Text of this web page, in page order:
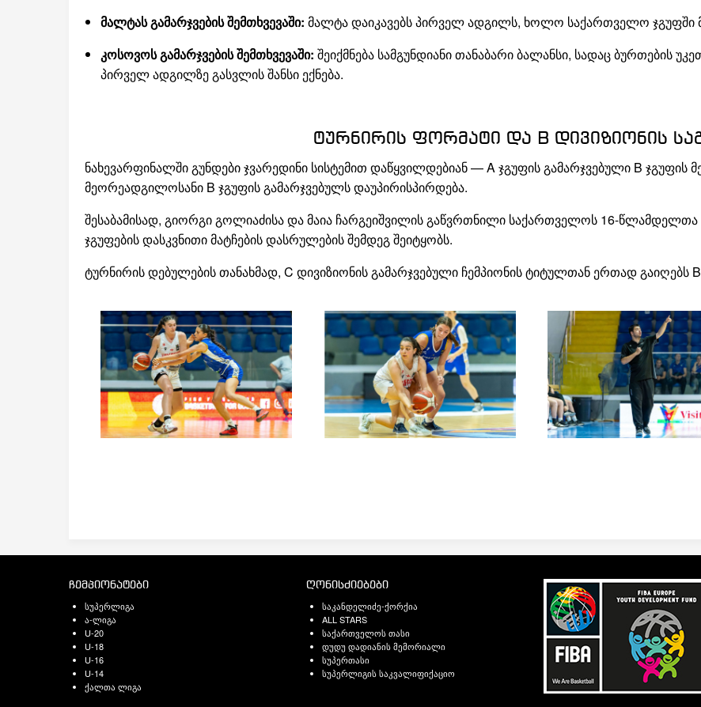
მალტას გამარჯვების შემთხვევაში: მალტა დაიკავებს პირველ ადგილს, ხოლო საქართველო ჯგუფში
კოსოვოს გამარჯვების შემთხვევაში: შეიქმნება სამგუნდიანი თანაბარი ბალანსი, სადაც ბურთების
პირველ ადგილზე გასვლის შანსი ექნება.
ტურნირის ფორმატი და B დივიზიონის
ნახევარფინალში გუნდები ჯვარედინი სისტემით დაწყვილდებიან — A ჯგუფის გამარჯვებული B
მეორეადგილოსანი B ჯგუფის გამარჯვებულს დაუპირისპირდება.
შესაბამისად, გიორგი გოლიაძისა და მაია ჩარგეიშვილის გაწვრთნილი საქართველოს 16-წლამდელთა
ჯგუფების დასკვნითი მატჩების დასრულების შემდეგ შეიტყობს.
ტურნირის დებულების თანახმად, C დივიზიონის გამარჯვებული ჩემპიონის ტიტულთან ერთად გაიღებს
ჩემპიონატები
სუპერლიგა
ა-ლიგა
U-20
U-18
U-16
U-14
ქალთა ლიგა
ღონისძიებები
საკანდელიძე-ქორქია
ALL STARS
საქართველოს თასი
დუდუ დადიანის მემორიალი
სუპერთასი
სუპერლიგის საკვალიფიქაციო